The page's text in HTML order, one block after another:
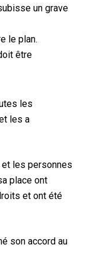
un grave
le plan.
être
les
les a
les personnes
place ont
et ont été
son accord au